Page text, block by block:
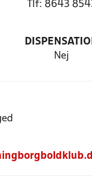
Tlf: 8643
Nej